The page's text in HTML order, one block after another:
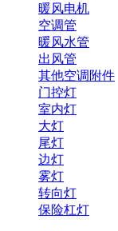
暖风电机
空调管
暖风水管
出风管
其他空调附件
门控灯
室内灯
大灯
尾灯
边灯
雾灯
转向灯
保险杠灯